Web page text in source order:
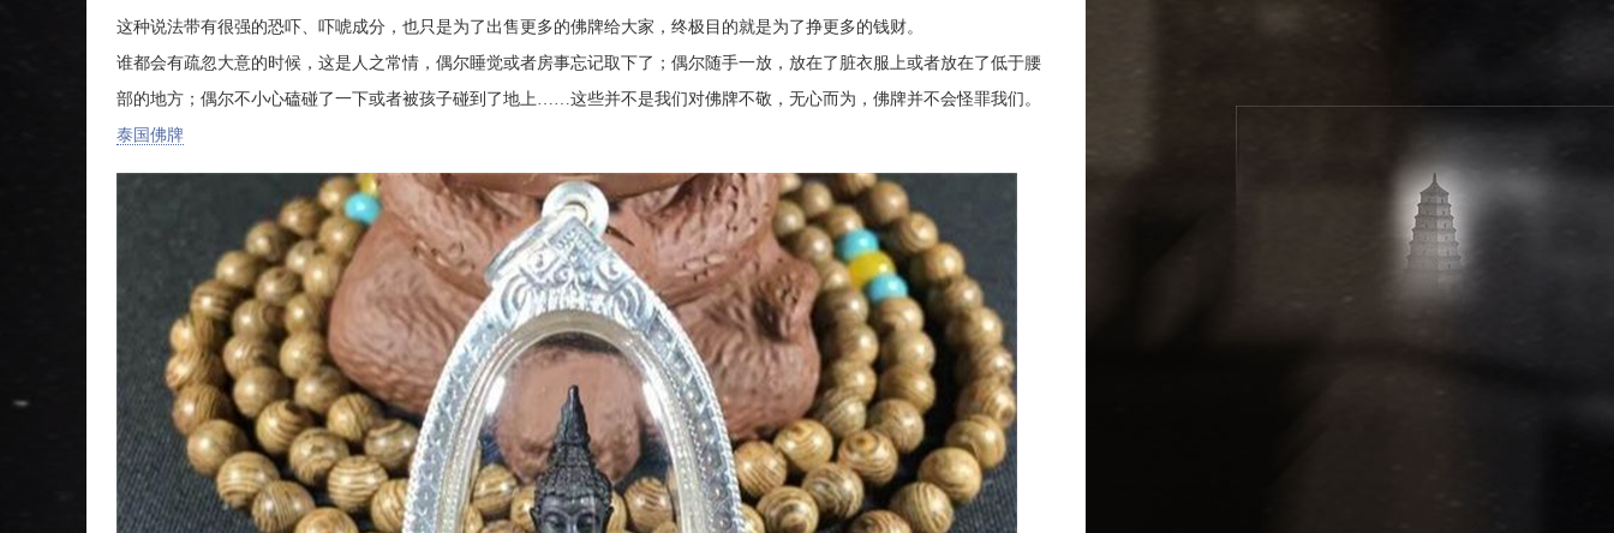
这种说法带有很强的恐吓、吓唬成分，也只是为了出售更多的佛牌给大家，终极目的就是为了挣更多的钱财。
谁都会有疏忽大意的时候，这是人之常情，偶尔睡觉或者房事忘记取下了；偶尔随手一放，放在了脏衣服上或者放在了低于腰
部的地方；偶尔不小心磕碰了一下或者被孩子碰到了地上……这些并不是我们对佛牌不敬，无心而为，佛牌并不会怪罪我们。
泰国佛牌